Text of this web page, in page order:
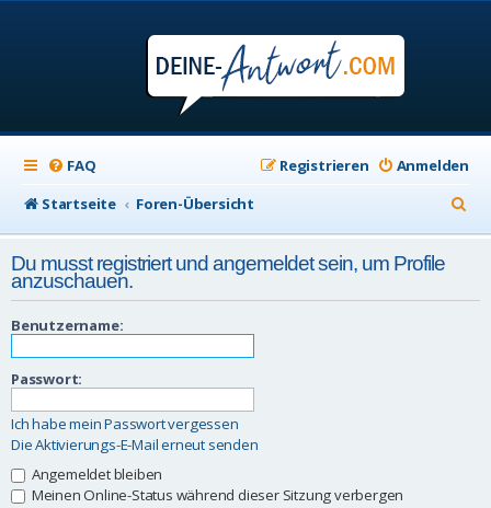
FAQ Anmelden
Registrieren
Startseite
Foren-Übersicht
u
h
Du musst registriert und angemeldet sein, um Profile
anzuschauen.
Benutzername:
Passwort:
Ich habe mein Passwort vergessen
Die Aktivierungs-E-Mail erneut senden
Angemeldet bleiben
Meinen Online-Status während dieser Sitzung verbergen